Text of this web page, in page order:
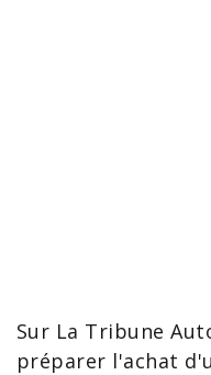
Sur La Tribune
préparer l'achat